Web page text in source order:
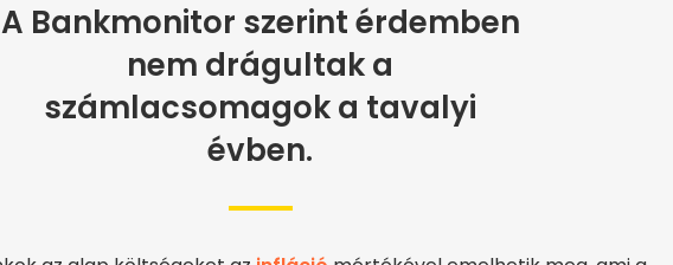
A Bankmonitor szerint érdemben
nem drágultak a
számlacsomagok a tavalyi
évben.